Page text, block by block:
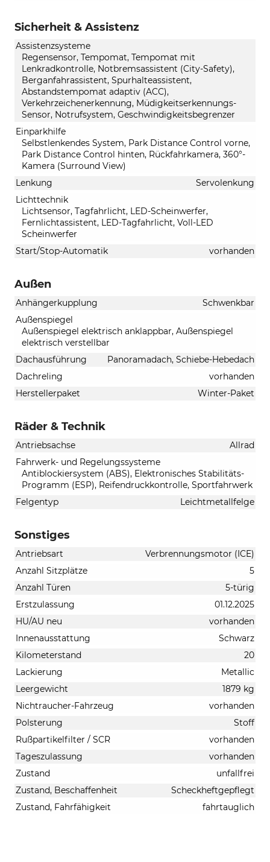
Sicherheit & Assistenz
Assistenzsysteme
Regensensor, Tempomat, Tempomat mit
Lenkradkontrolle, Notbremsassistent (City-Safety),
Berganfahrassistent, Spurhalteassistent,
Abstandstempomat adaptiv (ACC),
Verkehrzeichenerkennung, Müdigkeitserkennungs-
Sensor, Notrufsystem, Geschwindigkeitsbegrenzer
Einparkhilfe
Selbstlenkendes System, Park Distance Control vorne,
Park Distance Control hinten, Rückfahrkamera, 360°-
Kamera (Surround View)
Lenkung
Servolenkung
Lichttechnik
Lichtsensor, Tagfahrlicht, LED-Scheinwerfer,
Fernlichtassistent, LED-Tagfahrlicht, Voll-LED
Scheinwerfer
Start/Stop-Automatik
vorhanden
Außen
Anhängerkupplung
Schwenkbar
Außenspiegel
Außenspiegel elektrisch anklappbar, Außenspiegel
elektrisch verstellbar
Dachausführung
Panoramadach, Schiebe-Hebedach
Dachreling
vorhanden
Herstellerpaket
Winter-Paket
Räder & Technik
Antriebsachse
Allrad
Fahrwerk- und Regelungssysteme
Antiblockiersystem (ABS), Elektronisches Stabilitäts-
Programm (ESP), Reifendruckkontrolle, Sportfahrwerk
Felgentyp
Leichtmetallfelge
Sonstiges
Antriebsart
Verbrennungsmotor (ICE)
Anzahl Sitzplätze
5
Anzahl Türen
5-türig
Erstzulassung
01.12.2025
HU/AU neu
vorhanden
Innenausstattung
Schwarz
Kilometerstand
20
Lackierung
Metallic
Leergewicht
1879 kg
Nichtraucher-Fahrzeug
vorhanden
Polsterung
Stoff
Rußpartikelfilter / SCR
vorhanden
Tageszulassung
vorhanden
Zustand
unfallfrei
Zustand, Beschaffenheit
Scheckheftgepflegt
Zustand, Fahrfähigkeit
fahrtauglich